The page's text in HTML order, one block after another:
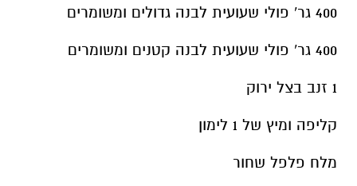
400 גר' פולי שעועית לבנה גדולים ומשומרים
400 גר' פולי שעועית לבנה קטנים ומשומרים
1 זנב בצל ירוק
קליפה ומיץ של 1 לימון
מלח פלפל שחור